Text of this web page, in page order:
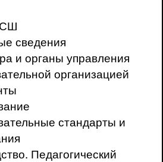
сведения
и органы управления
организацией
стандарты и
Педагогический